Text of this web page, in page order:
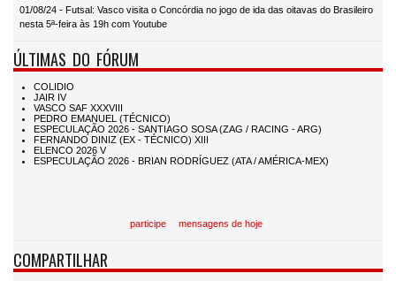
01/08/24 - Futsal: Vasco visita o Concórdia no jogo de ida das oitavas do Brasileiro
nesta 5ª-feira às 19h com Youtube
ÚLTIMAS DO FÓRUM
participe mensagens de hoje
COMPARTILHAR